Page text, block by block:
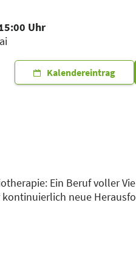
Uhr
Kalendereintrag
Ein Beruf voller
neue